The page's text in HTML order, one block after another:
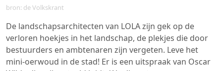
bron: de Volkskrant
De landschapsarchitecten van LOLA zijn gek op de
verloren hoekjes in het landschap, de plekjes die door
bestuurders en ambtenaren zijn vergeten. Leve het
mini-oerwoud in de stad! Er is een uitspraak van Oscar